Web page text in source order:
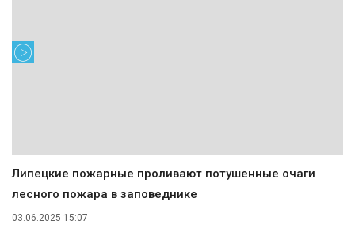
Липецкие пожарные проливают потушенные очаги
лесного пожара в заповеднике
03.06.2025 15:07